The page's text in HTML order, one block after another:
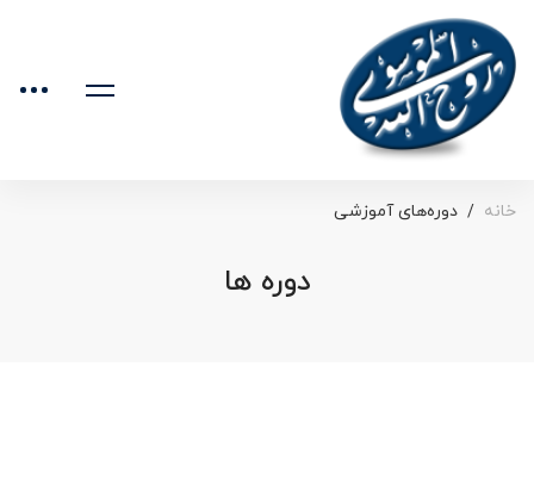
خانه دوره‌های آموزشی
دوره ها